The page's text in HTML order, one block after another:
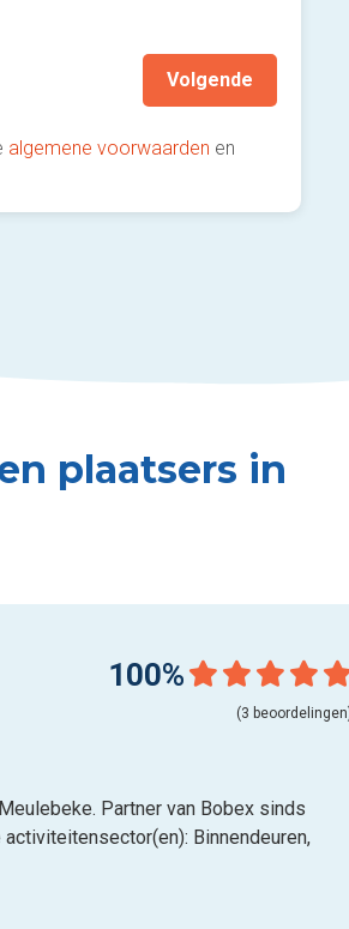
Volgende
algemene voorwaarden en
plaatsers in
100%
(3
Partner van Bobex sinds
Binnendeuren,